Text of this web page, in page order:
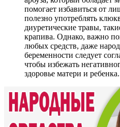
помогает избавиться от
полезно употреблять
диуретические травы,
крапива. Однако, важно
любых средств, даже
беременности следует
чтобы избежать
здоровье матери и ребенка.